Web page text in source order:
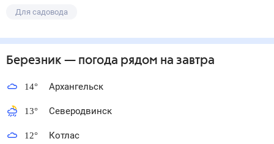
Для садовода
Березник — погода рядом на завтра
14° Архангельск
13° Северодвинск
12° Котлас